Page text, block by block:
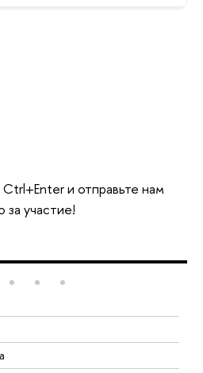
и отправьте нам
участие!